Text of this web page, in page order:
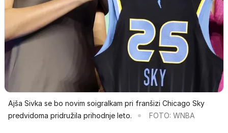
Ajša Sivka se bo novim soigralkam pri franšizi Chicago Sky
predvidoma pridružila prihodnje leto.
FOTO: WNBA